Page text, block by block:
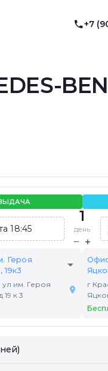
+7
1
день
Героя
arrow_drop_down
ул им. Героя
19 к 3
г